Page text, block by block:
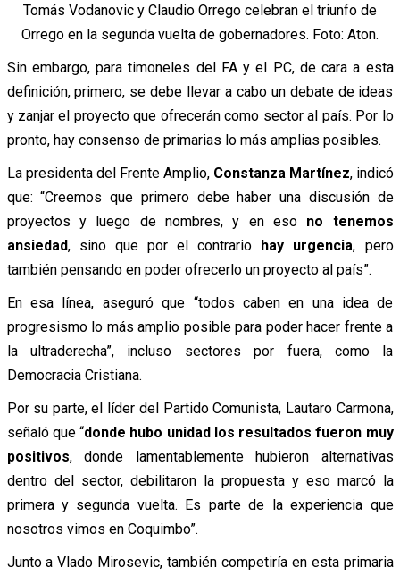
Tomás Vodanovic y Claudio Orrego celebran el triunfo de
Orrego en la segunda vuelta de gobernadores. Foto: Aton.
Sin embargo, para timoneles del FA y el PC, de cara a esta
definición, primero, se debe llevar a cabo un debate de ideas
y zanjar el proyecto que ofrecerán como sector al país. Por lo
pronto, hay consenso de primarias lo más amplias posibles.
La presidenta del Frente Amplio, Constanza Martínez, indicó
que: “Creemos que primero debe haber una discusión de
proyectos y luego de nombres, y en eso no tenemos
ansiedad, sino que por el contrario hay urgencia, pero
también pensando en poder ofrecerlo un proyecto al país”.
En esa línea, aseguró que “todos caben en una idea de
progresismo lo más amplio posible para poder hacer frente a
la ultraderecha”, incluso sectores por fuera, como la
Democracia Cristiana.
Por su parte, el líder del Partido Comunista, Lautaro Carmona,
señaló que “donde hubo unidad los resultados fueron muy
positivos, donde lamentablemente hubieron alternativas
dentro del sector, debilitaron la propuesta y eso marcó la
primera y segunda vuelta. Es parte de la experiencia que
nosotros vimos en Coquimbo”.
Junto a Vlado Mirosevic, también competiría en esta primaria